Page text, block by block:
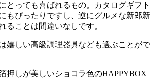
とっても喜ばれるもの。
カタログギフト
もぴったりですし、逆にグルメな新郎新
ることは間違いなしです。
嬉しい高級調理器具なども選ぶことがで
押しが美しいショコラ色のHAPPYBOX